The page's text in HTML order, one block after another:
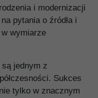
i modernizacji
pytania o źródła i
wymiarze
jednym z
Sukces
tylko w znacznym